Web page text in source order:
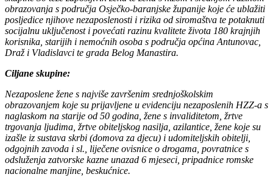
obrazovanja s područja Osječko-baranjske županije koje će ublažiti
posljedice njihove nezaposlenosti i rizika od siromaštva te potaknuti
socijalnu uključenost i povećati razinu kvalitete života 180 krajnjih
korisnika, starijih i nemoćnih osoba s područja općina Antunovac,
Draž i Vladislavci te grada Belog Manastira.
Ciljane skupine:
Nezaposlene žene s najviše završenim srednjoškolskim
obrazovanjem koje su prijavljene u evidenciju nezaposlenih HZZ-a s
naglaskom na starije od 50 godina, žene s invaliditetom, žrtve
trgovanja ljudima, žrtve obiteljskog nasilja, azilantice, žene koje su
izašle iz sustava skrbi (domova za djecu) i udomiteljskih obitelji,
odgojnih zavoda i sl., liječene ovisnice o drogama, povratnice s
odsluženja zatvorske kazne unazad 6 mjeseci, pripadnice romske
nacionalne manjine, beskućnice.